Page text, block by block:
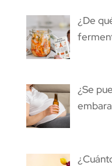
¿De
¿Se